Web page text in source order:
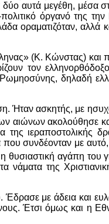
αυτά μεγέθη, μέσα
όργανό της
οραματιζόταν,
(Κ. Κώνστας) και
τον
δηλαδή
ασκητής, με
αιώνων ακολούθησε
της ιεραποστολικής
συνδέονταν με
αγάπη του
της
Έδρασε με άδεια και
Έτσι όμως και η